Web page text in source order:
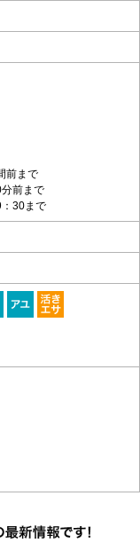
前まで
分前まで
：30まで